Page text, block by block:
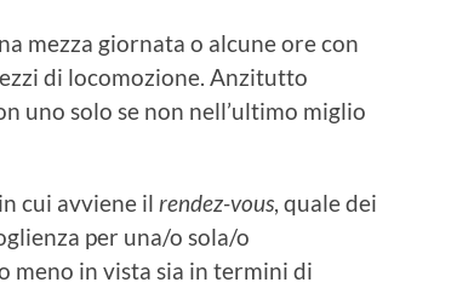
mezza giornata o alcune ore con
di locomozione. Anzitutto
uno solo se non nell’ultimo miglio
cui avviene il rendez-vous, quale dei
per una/o sola/o
meno in vista sia in termini di